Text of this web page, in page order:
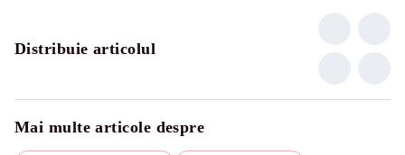
Distribuie articolul
Mai multe articole despre